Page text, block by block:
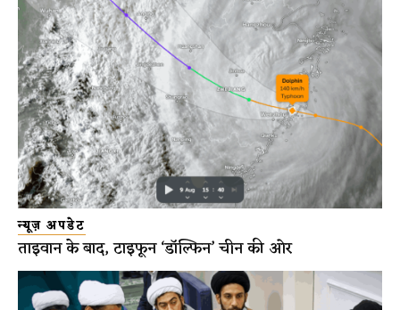
न्यूज़ अपडेट
ताइवान के बाद, टाइफून ‘डॉल्फिन’ चीन की ओर